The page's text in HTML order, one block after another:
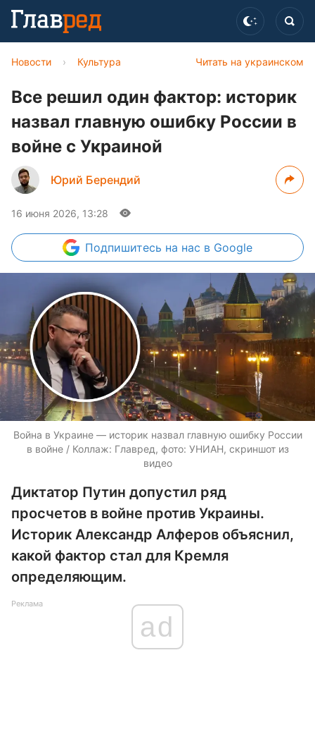
Читать на украинском
Новости › Культура
Все решил один фактор: историк
назвал главную ошибку России в
войне с Украиной
Юрий Берендий
16 июня 2026, 13:28
Подпишитесь на нас в Google
Война в Украине — историк назвал главную ошибку России
в войне / Коллаж: Главред, фото: УНИАН, скриншот из
видео
Диктатор Путин допустил ряд
просчетов в войне против Украины.
Историк Александр Алферов объяснил,
какой фактор стал для Кремля
определяющим.
Реклама
ad